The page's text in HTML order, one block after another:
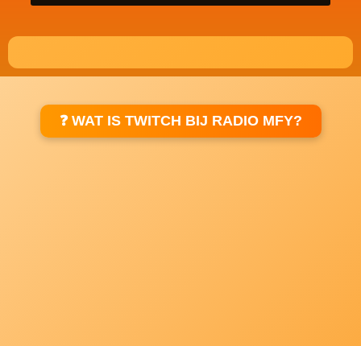
❓ WAT IS TWITCH BIJ RADIO MFY?